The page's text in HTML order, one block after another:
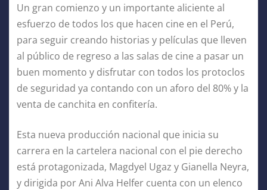
Un gran comienzo y un importante aliciente al
esfuerzo de todos los que hacen cine en el Perú,
para seguir creando historias y películas que lleven
al público de regreso a las salas de cine a pasar un
buen momento y disfrutar con todos los protoclos
de seguridad ya contando con un aforo del 80% y la
venta de canchita en confitería.
Esta nueva producción nacional que inicia su
carrera en la cartelera nacional con el pie derecho
está protagonizada, Magdyel Ugaz y Gianella Neyra,
y dirigida por Ani Alva Helfer cuenta con un elenco